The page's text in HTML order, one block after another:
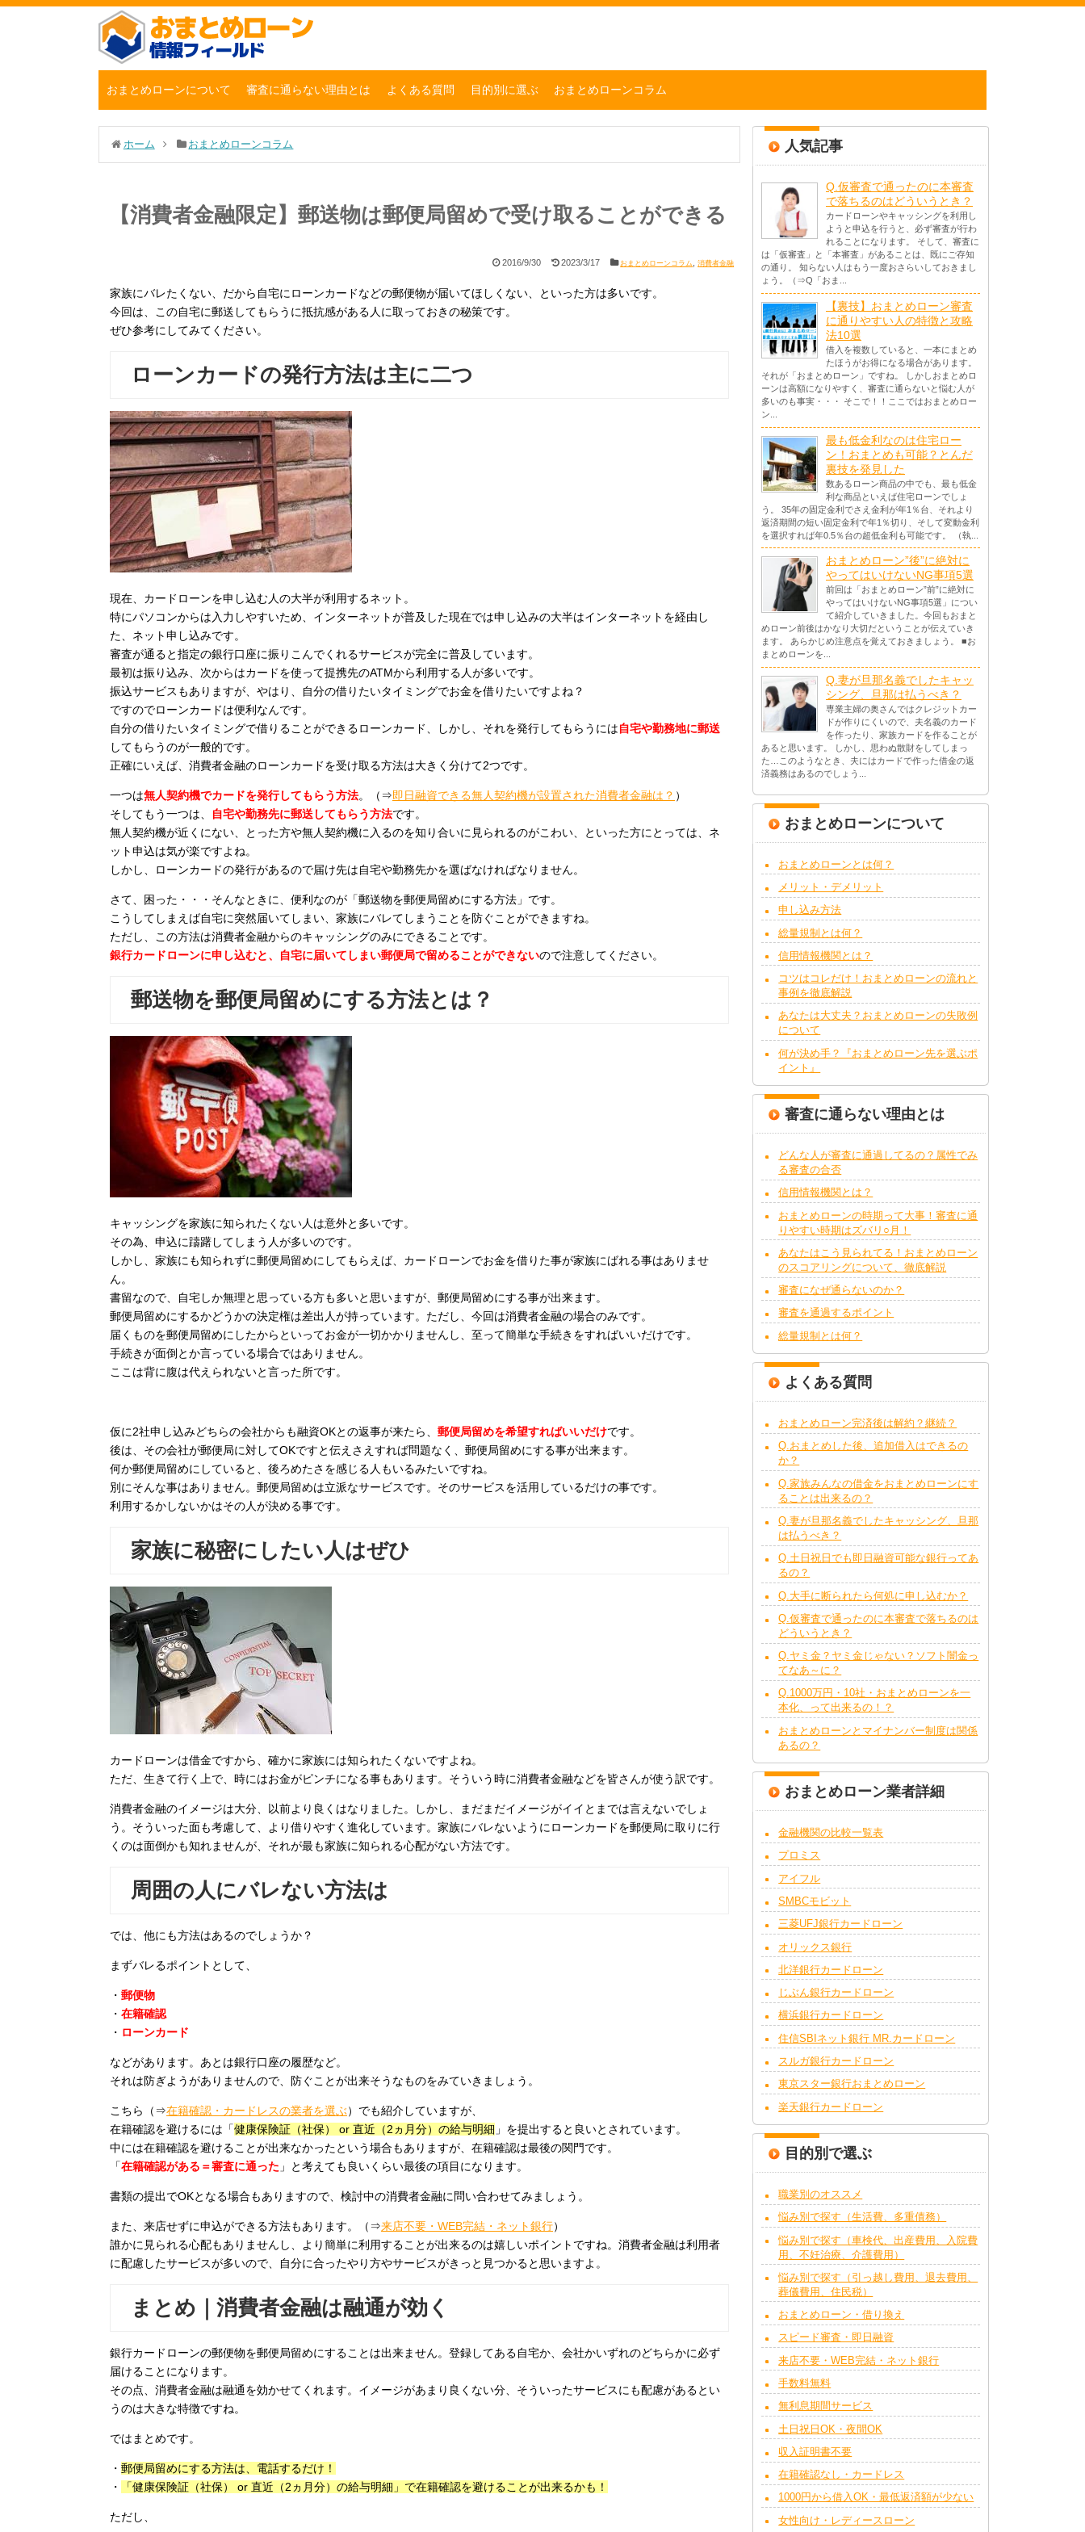
おまとめローンについて 審査に通らない理由とは よくある質問 目的別に選ぶ おまとめローンコラム
ホーム おまとめローンコラム
【消費者金融限定】郵送物は郵便局留めで受け取ることができる
2016/9/30 2023/3/17 おまとめローンコラム ,消費者金融
家族にバレたくない、だから自宅にローンカードなどの郵便物が届いてほしくない、といった方は多いです。
今回は、この自宅に郵送してもらうに抵抗感がある人に取っておきの秘策です。
ぜひ参考にしてみてください。
ローンカードの発行方法は主に二つ
現在、カードローンを申し込む人の大半が利用するネット。
特にパソコンからは入力しやすいため、インターネットが普及した現在では申し込みの大半はインターネットを経由し
た、ネット申し込みです。
審査が通ると指定の銀行口座に振りこんでくれるサービスが完全に普及しています。
最初は振り込み、次からはカードを使って提携先のATMから利用する人が多いです。
振込サービスもありますが、やはり、自分の借りたいタイミングでお金を借りたいですよね？
ですのでローンカードは便利なんです。
自分の借りたいタイミングで借りることができるローンカード、しかし、それを発行してもらうには自宅や勤務地に郵送
してもらうのが一般的です。
正確にいえば、消費者金融のローンカードを受け取る方法は大きく分けて2つです。
一つは無人契約機でカードを発行してもらう方法。（⇒即日融資できる無人契約機が設置された消費者金融は？ ）
そしてもう一つは、
自宅や勤務先に郵送してもらう方法です。
無人契約機が近くにない、とった方や無人契約機に入るのを知り合いに見られるのがこわい、といった方にとっては、ネ
ット申込は気が楽ですよね。
しかし、ローンカードの発行があるので届け先は自宅や勤務先かを選ばなければなりません。
さて、困った・・・そんなときに、便利なのが「郵送物を郵便局留めにする方法」です。
こうしてしまえば自宅に突然届いてしまい、家族にバレてしまうことを防ぐことができますね。
ただし、この方法は消費者金融からのキャッシングのみにできることです。
銀行カードローンに申し込むと、自宅に届いてしまい郵便局で留めることができないので注意してください。
郵送物を郵便局留めにする方法とは？
キャッシングを家族に知られたくない人は意外と多いです。
その為、申込に躊躇してしまう人が多いのです。
しかし、家族にも知られずに郵便局留めにしてもらえば、カードローンでお金を借りた事が家族にばれる事はありませ
ん。
書留なので、自宅しか無理と思っている方も多いと思いますが、郵便局留めにする事が出来ます。
郵便局留めにするかどうかの決定権は差出人が持っています。ただし、今回は消費者金融の場合のみです。
届くものを郵便局留めにしたからといってお金が一切かかりませんし、至って簡単な手続きをすればいいだけです。
手続きが面倒とか言っている場合ではありません。
ここは背に腹は代えられないと言った所です。
仮に2社申し込みどちらの会社からも融資OKとの返事が来たら、 郵便局留めを希望すればいいだけです。
後は、その会社が郵便局に対してOKですと伝えさえすれば問題なく、郵便局留めにする事が出来ます。
何か郵便局留めにしていると、後ろめたさを感じる人もいるみたいですね。
別にそんな事はありません。郵便局留めは立派なサービスです。そのサービスを活用しているだけの事です。
利用するかしないかはその人が決める事です。
家族に秘密にしたい人はぜひ
カードローンは借金ですから、確かに家族には知られたくないですよね。
ただ、生きて行く上で、時にはお金がピンチになる事もあります。そういう時に消費者金融などを皆さんが使う訳です。
消費者金融のイメージは大分、以前より良くはなりました。しかし、まだまだイメージがイイとまでは言えないでしょ
う。そういった面も考慮して、より借りやすく進化しています。家族にバレないようにローンカードを郵便局に取りに行
くのは面倒かも知れませんが、それが最も家族に知られる心配がない方法です。
周囲の人にバレない方法は
では、他にも方法はあるのでしょうか？
まずバレるポイントとして、
・ 郵便物
・ 在籍確認
・ ローンカード
などがあります。あとは銀行口座の履歴など。
それは防ぎようがありませんので、防ぐことが出来そうなものをみていきましょう。
こちら（⇒在籍確認・カードレスの業者を選ぶ）でも紹介していますが、
在籍確認を避けるには「健康保険証（社保） or 直近（2ヵ月分）の給与明細 」を提出すると良いとされています。
中には在籍確認を避けることが出来なかったという場合もありますが、在籍確認は最後の関門です。
「在籍確認がある＝審査に通った 」と考えても良いくらい最後の項目になります。
書類の提出でOKとなる場合もありますので、検討中の消費者金融に問い合わせてみましょう。
また、来店せずに申込ができる方法もあります。（⇒来店不要・WEB完結・ネット銀行）
誰かに見られる心配もありませんし、より簡単に利用することが出来るのは嬉しいポイントですね。消費者金融は利用者
に配慮したサービスが多いので、自分に合ったやり方やサービスがきっと見つかると思いますよ。
まとめ｜消費者金融は融通が効く
銀行カードローンの郵便物を郵便局留めにすることは出来ません。登録してある自宅か、会社かいずれのどちらかに必ず
届けることになります。
その点、消費者金融は融通を効かせてくれます。イメージがあまり良くない分、そういったサービスにも配慮があるとい
うのは大きな特徴ですね。
ではまとめです。
・ 郵便局留めにする方法は、電話するだけ！
・
「健康保険証（社保） or 直近（2ヵ月分）の給与明細」で在籍確認を避けることが出来るかも！
ただし、
人気記事
Q.仮審査で通ったのに本審査
で落ちるのはどういうとき？
カードローンやキャッシングを利用し
ようと申込を行うと、必ず審査が行わ
れることになります。 そして、審査に
は「仮審査」と「本審査」があることは、既にご存知
の通り。 知らない人はもう一度おさらいしておきまし
ょう。（⇒Q「おま...
【裏技】おまとめローン審査
に通りやすい人の特徴と攻略
法10選
借入を複数していると、一本にまとめ
たほうがお得になる場合があります。
それが「おまとめローン」ですね。 しかしおまとめロ
ーンは高額になりやすく、審査に通らないと悩む人が
多いのも事実・・・ そこで！！ここではおまとめロー
ン...
最も低金利なのは住宅ロー
ン！おまとめも可能？とんだ
裏技を発見した
数あるローン商品の中でも、最も低金
利な商品といえば住宅ローンでしょ
う。 35年の固定金利でさえ金利が年1％台、それより
返済期間の短い固定金利で年1％切り、そして変動金利
を選択すれば年0.5％台の超低金利も可能です。 （執...
おまとめローン”後”に絶対に
やってはいけないNG事項5選
前回は「おまとめローン”前”に絶対に
やってはいけないNG事項5選」につい
て紹介していきました。今回もおまと
めローン前後はかなり大切だということが伝えていき
ます。 あらかじめ注意点を覚えておきましょう。 ■お
まとめローンを...
Q.妻が旦那名義でしたキャッ
シング、旦那は払うべき？
専業主婦の奥さんではクレジットカー
ドが作りにくいので、夫名義のカード
を作ったり、家族カードを作ることが
あると思います。 しかし、思わぬ散財をしてしまっ
た…このようなとき、夫にはカードで作った借金の返
済義務はあるのでしょう...
おまとめローンについて
おまとめローンとは何？
メリット・デメリット
申し込み方法
総量規制とは何？
信用情報機関とは？
コツはコレだけ！おまとめローンの流れと
事例を徹底解説
あなたは大丈夫？おまとめローンの失敗例
について
何が決め手？『おまとめローン先を選ぶポ
イント』
審査に通らない理由とは
どんな人が審査に通過してるの？属性でみ
る審査の合否
信用情報機関とは？
おまとめローンの時期って大事！審査に通
りやすい時期はズバリ○月！
あなたはこう見られてる！おまとめローン
のスコアリングについて、徹底解説
審査になぜ通らないのか？
審査を通過するポイント
総量規制とは何？
よくある質問
おまとめローン完済後は解約？継続？
Q.おまとめした後、追加借入はできるの
か？
Q.家族みんなの借金をおまとめローンにす
ることは出来るの？
Q.妻が旦那名義でしたキャッシング、旦那
は払うべき？
Q.土日祝日でも即日融資可能な銀行ってあ
るの？
Q.大手に断られたら何処に申し込むか？
Q.仮審査で通ったのに本審査で落ちるのは
どういうとき？
Q.ヤミ金？ヤミ金じゃない？ソフト闇金っ
てなあ～に？
Q.1000万円・10社・おまとめローンを一
本化、って出来るの！？
おまとめローンとマイナンバー制度は関係
あるの？
おまとめローン業者詳細
金融機関の比較一覧表
プロミス
アイフル
SMBCモビット
三菱UFJ銀行カードローン
オリックス銀行
北洋銀行カードローン
じぶん銀行カードローン
横浜銀行カードローン
住信SBIネット銀行 MR.カードローン
スルガ銀行カードローン
東京スター銀行おまとめローン
楽天銀行カードローン
目的別で選ぶ
職業別のオススメ
悩み別で探す（生活費、多重債務）
悩み別で探す（車検代、出産費用、入院費
用、不妊治療、介護費用）
悩み別で探す（引っ越し費用、退去費用、
葬儀費用、住民税）
おまとめローン・借り換え
スピード審査・即日融資
来店不要・WEB完結・ネット銀行
手数料無料
無利息期間サービス
土日祝日OK・夜間OK
収入証明書不要
在籍確認なし・カードレス
1000円から借入OK・最低返済額が少ない
女性向け・レディースローン